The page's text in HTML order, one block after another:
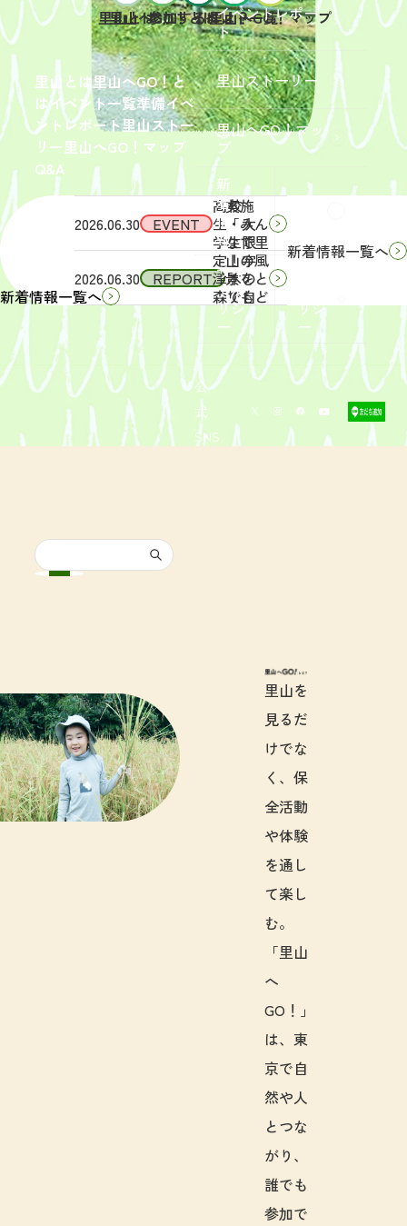
里山とは里山へGO！と
はイベント一覧準備イベ
ントレポート里山ストー
リー里山へGO！マップ
Q&A
イベントレポー
ト
里山ストーリー
里山へGO！マッ
プ
新
着
情
報
サイ
トポ
リシ
ー
リシ
ー
公
式
SNS
里山とは
里山へGO！とは
参加するには？
イベント一覧
里山へGO！マップ
新着情報一覧へ
2026.06.30 EVENT
2026年9
月19日
（土）
開催
「【東
京ポイ
ント対
象】中
学生・
高校
生・大
学生限
定！宇
津木の
森で自
然体
験！」
募集を
開始し
まし
2026.06.30 REPORT
2026年
6月13
（土）
実施
「みん
なで里
山の風
景をと
りもど
そ
う！」
活動レ
ポート
を掲載
しまし
た。
新着情報一覧へ
里山へGO!と
里山を
見るだ
けでな
く、保
全活動
や体験
を通し
て楽し
む。
「里山
へ
GO！」
は、東
京で自
然や人
とつな
がり、
誰でも
参加で